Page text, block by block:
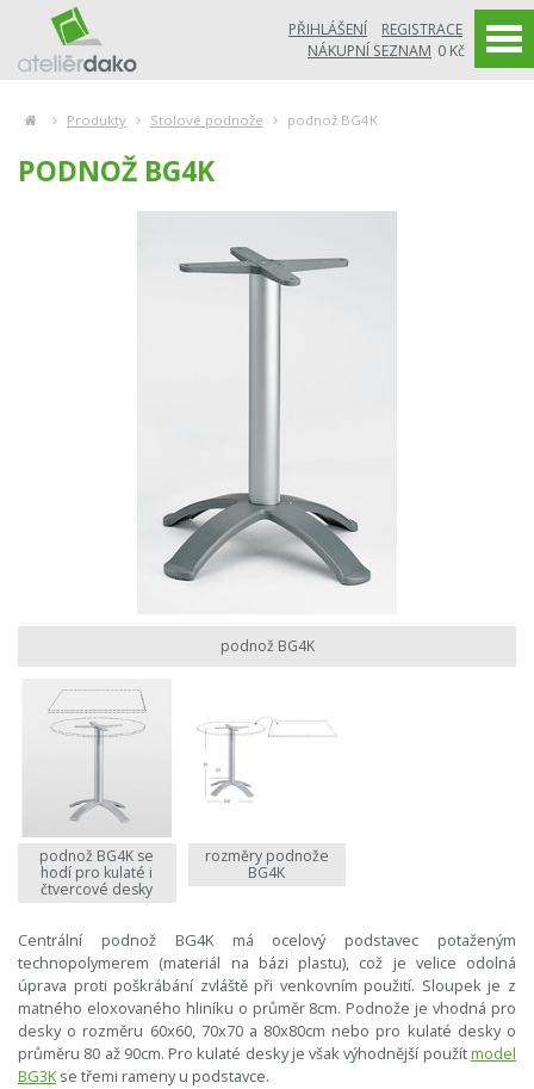
PŘIHLÁŠENÍ
REGISTRACE
NÁKUPNÍ SEZNAM 0 Kč
Produkty Stolové podnože podnož BG4K
PODNOŽ BG4K
podnož BG4K
podnož BG4K se
hodí pro kulaté i
čtvercové desky
rozměry podnože
BG4K
Centrální podnož BG4K má ocelový podstavec potaženým
technopolymerem (materiál na bázi plastu), což je velice odolná
úprava proti poškrábání zvláště při venkovním použití. Sloupek je z
matného eloxovaného hliníku o průměr 8cm. Podnože je vhodná pro
desky o rozměru 60x60, 70x70 a 80x80cm nebo pro kulaté desky o
průměru 80 až 90cm. Pro kulaté desky je však výhodnější použítmodel
BG3Kse třemi rameny u podstavce.